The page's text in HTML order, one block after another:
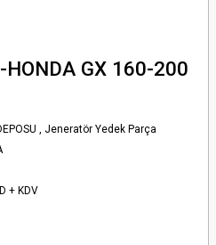
HONDA GX 160-200
, Jeneratör Yedek Parça
+ KDV